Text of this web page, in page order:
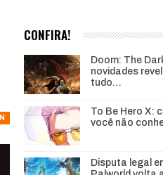
CONFIRA!
Doom: The
novidades
tudo…
To Be Hero X:
você não
Disputa legal